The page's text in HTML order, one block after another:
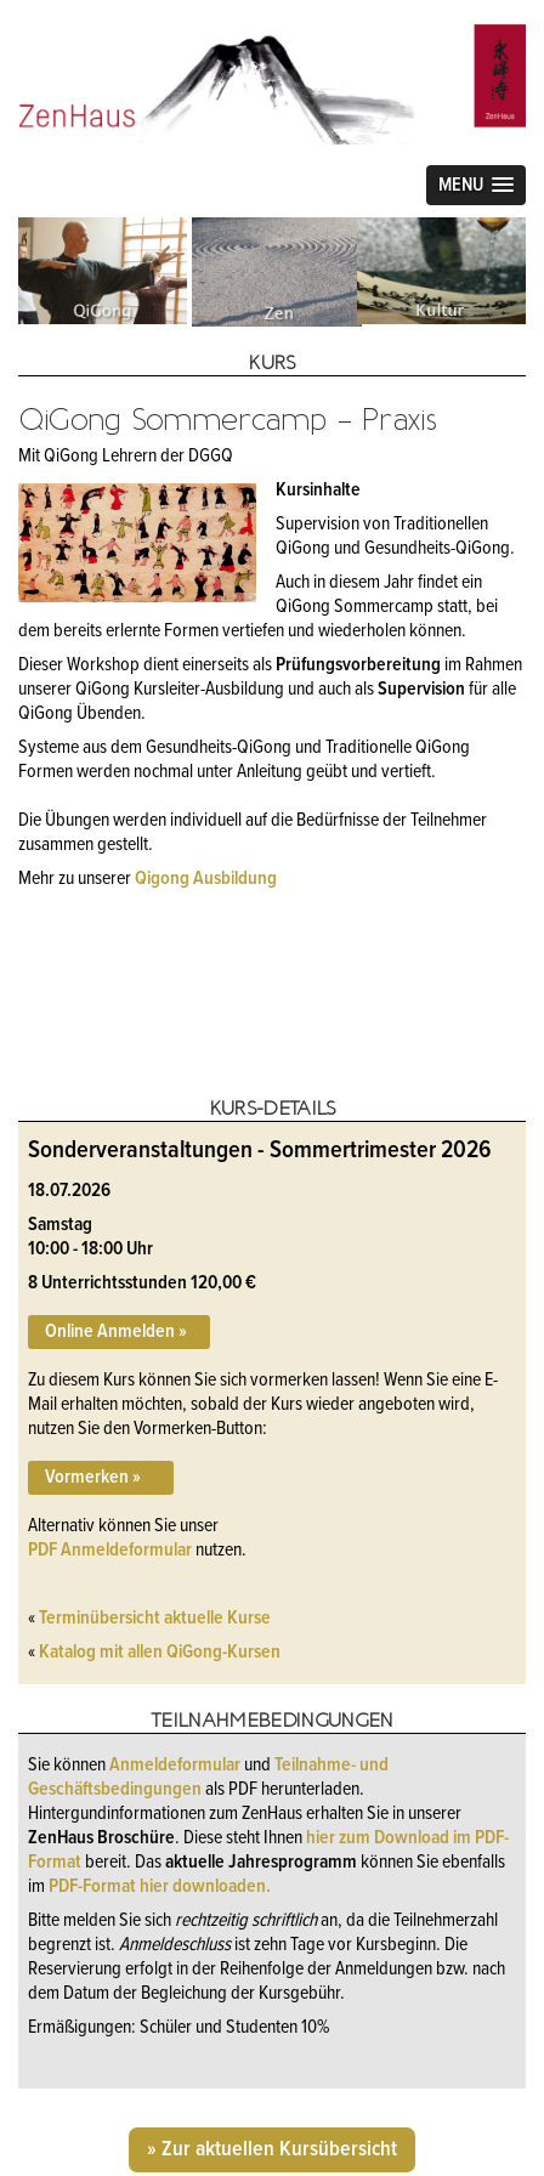
MENU
KURS
QiGong Sommercamp – Praxis
Mit QiGong Lehrern der DGGQ
Kursinhalte
Supervision von Traditionellen
QiGong und Gesundheits-QiGong.
Auch in diesem Jahr findet ein
QiGong Sommercamp statt, bei
dem bereits erlernte Formen vertiefen und wiederholen können.
Dieser Workshop dient einerseits alsPrüfungsvorbereitung im Rahmen
unserer QiGong Kursleiter-Ausbildung und auch alsSupervisionfür alle
QiGong Übenden.
Systeme aus dem Gesundheits-QiGong und Traditionelle QiGong
Formen werden nochmal unter Anleitung geübt und vertieft.
Die Übungen werden individuell auf die Bedürfnisse der Teilnehmer
zusammen gestellt.
Mehr zu unsererQigong Ausbildung
KURS-DETAILS
Sonderveranstaltungen - Sommertrimester 2026
18.07.2026
Samstag
10:00 - 18:00 Uhr
8 Unterrichtsstunden 120,00 €
Online Anmelden »
Zu diesem Kurs können Sie sich vormerken lassen! Wenn Sie eine E-
Mail erhalten möchten, sobald der Kurs wieder angeboten wird,
nutzen Sie den Vormerken-Button:
Vormerken »
Alternativ können Sie unser
PDF Anmeldeformularnutzen.
«Terminübersicht aktuelle Kurse
«Katalog mit allen QiGong-Kursen
TEILNAHMEBEDINGUNGEN
Sie könnenAnmeldeformularundTeilnahme- und
Geschäftsbedingungenals PDF herunterladen.
Hintergundinformationen zum ZenHaus erhalten Sie in unserer
ZenHaus Broschüre. Diese steht Ihnenhier zum Download im PDF-
Formatbereit. Dasaktuelle Jahresprogramm können Sie ebenfalls
im PDF-Format hier downloaden.
Bitte melden Sie sichrechtzeitig schriftlichan, da die Teilnehmerzahl
begrenzt ist.Anmeldeschlussist zehn Tage vor Kursbeginn. Die
Reservierung erfolgt in der Reihenfolge der Anmeldungen bzw. nach
dem Datum der Begleichung der Kursgebühr.
Ermäßigungen: Schüler und Studenten 10%
» Zur aktuellen Kursübersicht